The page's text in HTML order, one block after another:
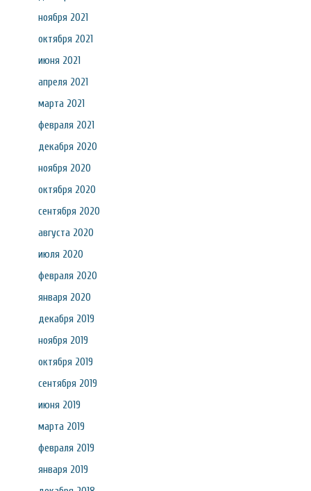
ноября 2021
октября 2021
июня 2021
апреля 2021
марта 2021
февраля 2021
декабря 2020
ноября 2020
октября 2020
сентября 2020
августа 2020
июля 2020
февраля 2020
января 2020
декабря 2019
ноября 2019
октября 2019
сентября 2019
июня 2019
марта 2019
февраля 2019
января 2019